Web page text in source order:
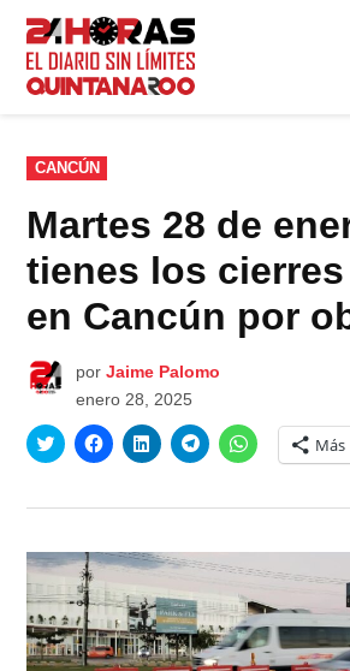
Saltar
contenido
PUBLICADO
EN
CANCÚN
Martes 28 de
tienes los
en Cancún por
por Jaime Palomo
enero 28, 2025
Haz
clic
en
abre
en
una
ventana
nueva)
Haz
clic
en
abre
en
ventana
nueva)
Haz
clic
en
abre
en
ventana
nueva)
Haz
clic
en
abre
en
ventana
nueva)
Haz
clic
para
en
abre
en
una
ventana
nueva)
Más